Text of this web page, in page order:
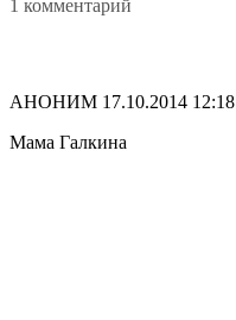
1 комментарий
АНОНИМ 17.10.2014 12:18
Мама Галкина